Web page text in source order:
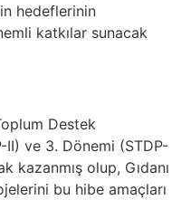
hedeflerinin
katkılar sunacak
Destek
II) ve 3. Dönemi (STDP-
kazanmış olup, Gıdanı
bu hibe amaçları